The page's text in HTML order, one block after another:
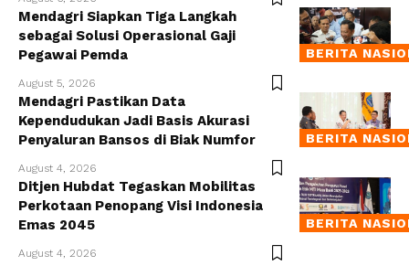
BERITA
Mendagri Siapkan Tiga Langkah
sebagai Solusi Operasional Gaji
Pegawai Pemda
August 5, 2026
BERITA
Mendagri Pastikan Data
Kependudukan Jadi Basis Akurasi
Penyaluran Bansos di Biak Numfor
August 4, 2026
BERITA
Ditjen Hubdat Tegaskan Mobilitas
Perkotaan Penopang Visi Indonesia
Emas 2045
August 4, 2026